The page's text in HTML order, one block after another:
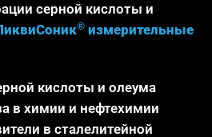
серной кислоты и
® измерительные
кислоты и олеума
в химии и нефтехимии
в сталелитейной